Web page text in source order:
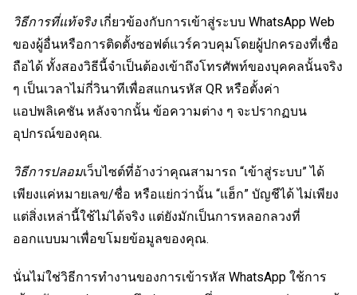
วิธีการที่แท้จริง เกี่ยวข้องกับการเข้าสู่ระบบ WhatsApp Web
ของผู้อื่นหรือการติดตั้งซอฟต์แวร์ควบคุมโดยผู้ปกครองที่เชื่อ
ถือได้ ทั้งสองวิธีนี้จำเป็นต้องเข้าถึงโทรศัพท์ของบุคคลนั้นจริง
ๆ เป็นเวลาไม่กี่วินาทีเพื่อสแกนรหัส QR หรือตั้งค่า
แอปพลิเคชัน หลังจากนั้น ข้อความต่าง ๆ จะปรากฏบน
อุปกรณ์ของคุณ.
วิธีการปลอมเว็บไซต์ที่อ้างว่าคุณสามารถ “เข้าสู่ระบบ” ได้
เพียงแค่หมายเลข/ชื่อ หรือแย่กว่านั้น “แฮ็ก” บัญชีได้ ไม่เพียง
แต่สิ่งเหล่านี้ใช้ไม่ได้จริง แต่ยังมักเป็นการหลอกลวงที่
ออกแบบมาเพื่อขโมยข้อมูลของคุณ.
นั่นไม่ใช่วิธีการทำงานของการเข้ารหัส WhatsApp ใช้การ